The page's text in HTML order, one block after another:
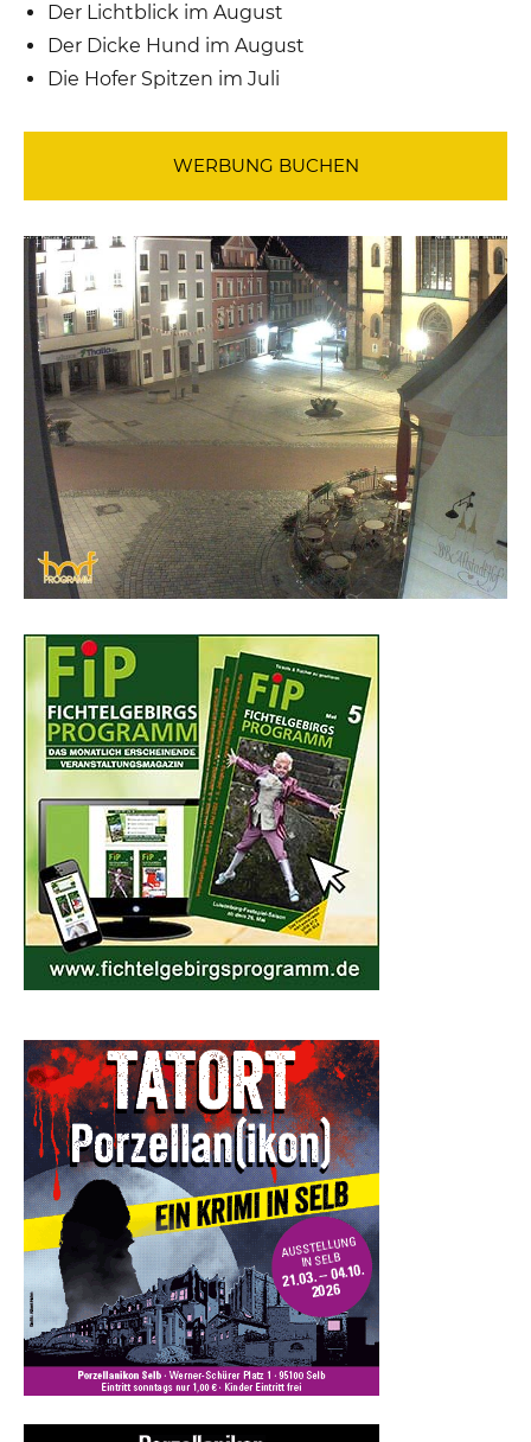
Der Lichtblick im August
Der Dicke Hund im August
Die Hofer Spitzen im Juli
WERBUNG BUCHEN